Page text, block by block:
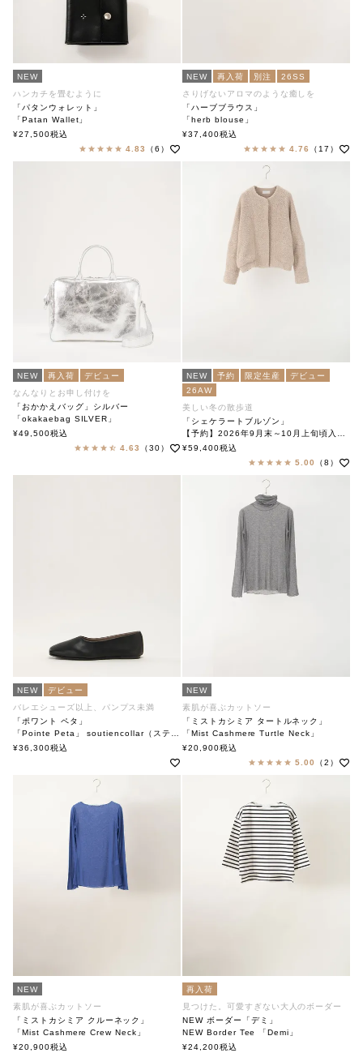
NEW
ハンカチを畳むように
「パタンウォレット」
「Patan Wallet」
soutiencollar（ステンカラー）
¥27,500税込
4.83
（6）
NEW 再入荷 別注
26SS
さりげないアロマのような癒しを
「ハーブブラウス」
「herb blouse」
soutiencollar（ステンカラー）
¥37,400税込
4.76
（17）
NEW 再入荷
デビュー
なんなりとお申し付けを
「おかかえバッグ」シルバー
「okakaebag SILVER」
soutiencollar（ステンカラー）
¥49,500税込
4.63
（30）
NEW 予約 限定生産
デビュー
26AW
美しい冬の散歩道
「シェケラートブルゾン」
【予約】2026年9月末～10月上旬頃入荷予定
「Shakerato Blouson」
soutiencollar（ステンカラー）
¥59,400税込
5.00
（8）
NEW
デビュー
バレエシューズ以上、パンプス未満
「ポワント ペタ」
「Pointe Peta」 soutiencollar（ステンカラー）
¥36,300税込
NEW
素肌が喜ぶカットソー
「ミストカシミア タートルネック」
「Mist Cashmere Turtle Neck」
soutiencollar（ステンカラー）
¥20,900税込
5.00
（2）
NEW
素肌が喜ぶカットソー
「ミストカシミア クルーネック」
「Mist Cashmere Crew Neck」
soutiencollar（ステンカラー）
¥20,900税込
再入荷
見つけた。可愛すぎない大人のボーダー
NEW ボーダー「デミ」
NEW Border Tee 「Demi」
soutiencollar（ステンカラー）
¥24,200税込